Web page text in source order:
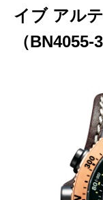
イブ アル
（BN4055-